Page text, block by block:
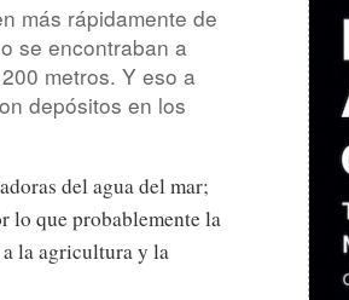
más rápidamente de
se encontraban a
metros. Y eso a
depósitos en los
del agua del mar;
lo que probablemente la
la agricultura y la